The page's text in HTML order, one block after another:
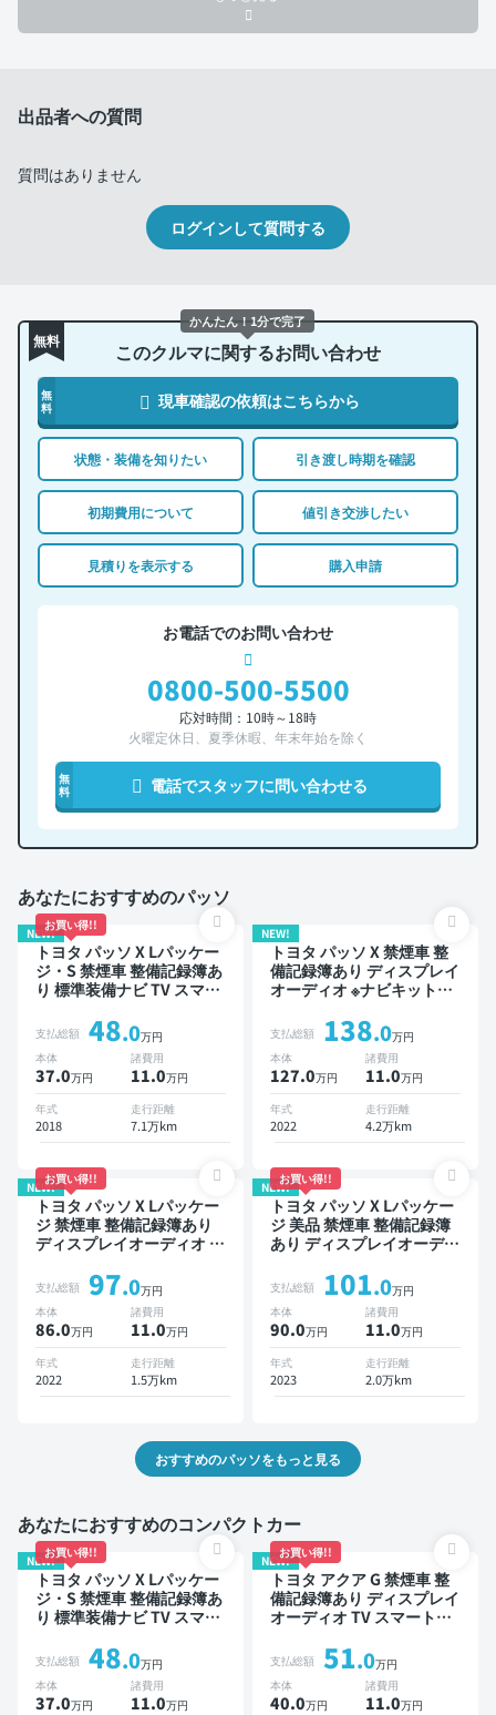
出品者への質問
質問はありません
ログインして質問する
無料 このクルマに関するお問い合わせ
無
料
現車確認の依頼はこちらから
状態・装備を知りたい 引き渡し時期を確認
初期費用について 値引き交渉したい
見積りを表示する 購入申請
お電話でのお問い合わせ
0800-500-5500
応対時間：10時～18時
火曜定休日、夏季休暇、年末年始を除く
無
料
電話でスタッフに問い合わせる
あなたにおすすめのパッソ
NEW!
お買い得!!
トヨタ パッソ X Lパッケー
ジ・S 禁煙車 整備記録簿あ
り 標準装備ナビ TV スマー
ー ドライブレコーダー 衝
突軽減
支払総額 48.0万円
本体
37.0万円
諸費用
11.0万円
年式
2018
走行距離
7.1万km
NEW!
トヨタ パッソ X 禁煙車 整
備記録簿あり ディスプレイ
オーディオ ※ナビキットあ
ックモニター ドライブレコ
ーダー 衝突軽減
支払総額 138.0万円
本体
127.0万円
諸費用
11.0万円
年式
2022
走行距離
4.2万km
NEW!
お買い得!!
トヨタ パッソ X Lパッケー
ジ 禁煙車 整備記録簿あり
ディスプレイオーディオ ※
トキー バックモニター 全
方位カメラ ドライブレコー
ダー 衝突軽減
支払総額 97.0万円
本体
86.0万円
諸費用
11.0万円
年式
2022
走行距離
1.5万km
NEW!
お買い得!!
トヨタ パッソ X Lパッケー
ジ 美品 禁煙車 整備記録簿
あり ディスプレイオーディ
マートキー バックモニター
衝突軽減
支払総額 101.0万円
本体
90.0万円
諸費用
11.0万円
年式
2023
走行距離
2.0万km
おすすめのパッソをもっと見る
あなたにおすすめのコンパクトカー
NEW!
お買い得!!
トヨタ パッソ X Lパッケー
ジ・S 禁煙車 整備記録簿あ
り 標準装備ナビ TV スマー
ー ドライブレコーダー 衝
突軽減
支払総額 48.0万円
本体
37.0万円
諸費用
11.0万円
NEW!
お買い得!!
トヨタ アクア G 禁煙車 整
備記録簿あり ディスプレイ
オーディオ TV スマートキ
支払総額 51.0万円
本体
40.0万円
諸費用
11.0万円
かんたん！1分で完了